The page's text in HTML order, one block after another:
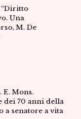
“Diritto
Una
M. De
Mons.
dei 70 anni della
a senatore a vita